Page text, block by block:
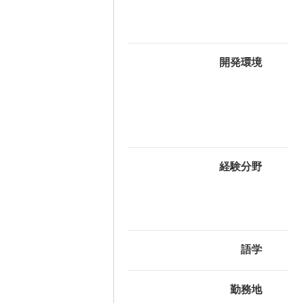
開発環境
経験分野
語学
勤務地